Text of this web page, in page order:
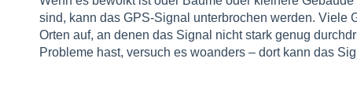
sind, kann das GPS-Signal unterbrochen werden. Viele
Orten auf, an denen das Signal nicht stark genug
Probleme hast, versuch es woanders – dort kann das